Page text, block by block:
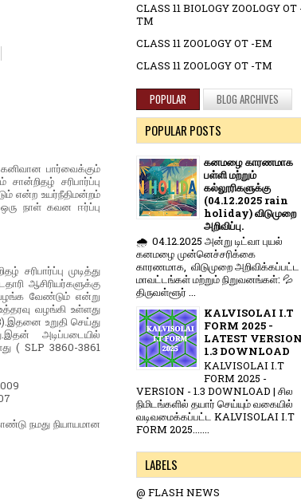
பார்வைக்கும்
சரிபார்ப்பு
என்ற உயர்நீதிமன்றம்
நாள் கவன ஈர்ப்பு
சரிபார்ப்பு முடித்து
ஆசிரியர்களுக்கு
வேண்டும் என்று
வழங்கி உள்ளது
உறுதி செய்து
அடிப்படையில்
( SLP 3860-3861
நமது நியாயமான
CLASS 11 BIOLOGY ZOOLOGY OT
TM
CLASS 11 ZOOLOGY OT -EM
CLASS 11 ZOOLOGY OT -TM
POPULAR BLOG ARCHIVES
POPULAR POSTS
கனமழை காரணமாக
பள்ளி மற்றும்
கல்லூரிகளுக்கு
(04.12.2025 rain
holiday) விடுமுறை
அறிவிப்பு.
🌧️ 04.12.2025 அன்று டிட்வா புயல்
கனமழை முன்னெச்சரிக்கை
காரணமாக, விடுமுறை அறிவிக்கப்பட்ட
மாவட்டங்கள் மற்றும் நிறுவனங்கள்: 💦
திருவள்ளூர் ...
KALVISOLAI I.T
FORM 2025 -
LATEST
1.3 DOWNLOAD
KALVISOLAI I.T
FORM 2025 -
VERSION - 1.3 DOWNLOAD | சில
நிமிடங்களில் தயார் செய்யும் வகையில்
வடிவமைக்கப்பட்ட KALVISOLAI I.T
FORM 2025.......
LABELS
@ FLASH NEWS